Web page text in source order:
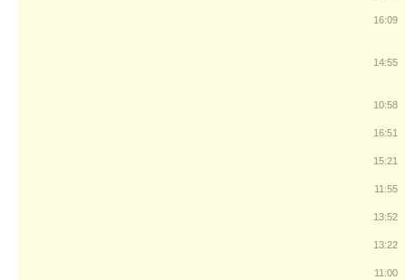
16:09
14:55
10:58
16:51
15:21
11:55
13:52
13:22
11:00